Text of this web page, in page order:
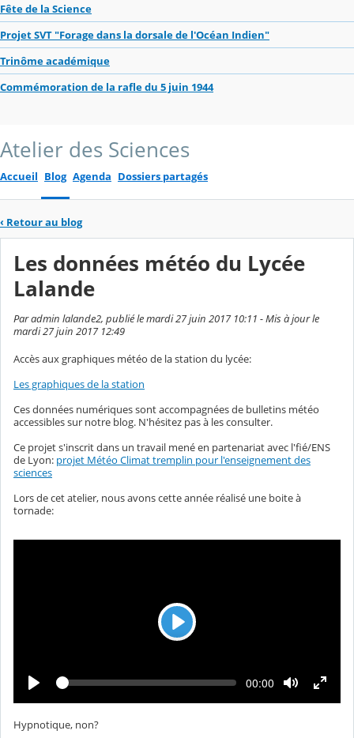
Fête de la Science
Projet SVT "Forage dans la dorsale de l'Océan Indien"
Trinôme académique
Commémoration de la rafle du 5 juin 1944
Atelier des Sciences
Accueil Blog Agenda Dossiers partagés
‹ Retour au blog
Les données météo du Lycée
Lalande
Par admin lalande2, publié le mardi 27 juin 2017 10:11 - Mis à jour le
mardi 27 juin 2017 12:49
Accès aux graphiques météo de la station du lycée:
Les graphiques de la station
Ces données numériques sont accompagnées de bulletins météo
accessibles sur notre blog. N'hésitez pas à les consulter.
Ce projet s'inscrit dans un travail mené en partenariat avec l'fié/ENS
de Lyon: projet Météo Climat tremplin pour l'enseignement des
sciences
Lors de cet atelier, nous avons cette année réalisé une boite à
tornade:
L
t
u
L
e
c
T
m
00:00
Hypnotique, non?